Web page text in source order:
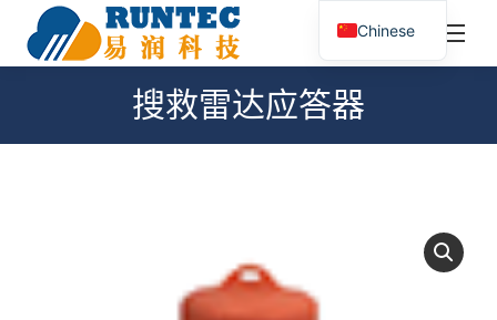
搜救雷达应答器
您在这里：
Chinese